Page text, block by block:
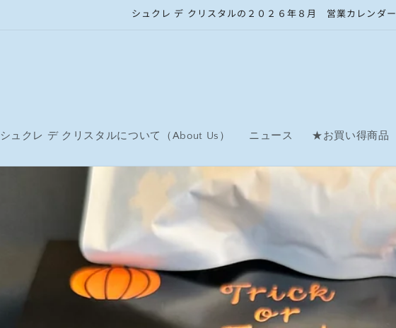
シュクレ デ クリスタルの２０２６年８月 営業カレンダー
シュクレ デ クリスタルについて（About Us） ニュース ★お買い得商品